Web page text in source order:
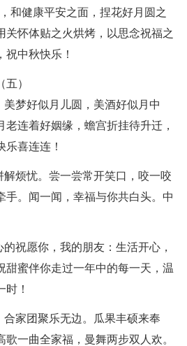
和健康平安之面，捏花好月圆之
关怀体贴之火烘烤，以思念祝福之
中秋快乐！
）
美梦好似月儿圆，美酒好似月中
连着好姻缘，蟾宫折挂待升迁，
乐喜连连！
解烦忧。尝一尝常开笑口，咬一咬
手。闻一闻，幸福与你共白头。中
祝愿你，我的朋友：生活开心，
甜蜜伴你走过一年中的每一天，温
时！
合家团聚乐无边。瓜果丰硕来奉
一曲全家福，曼舞两步双人欢。